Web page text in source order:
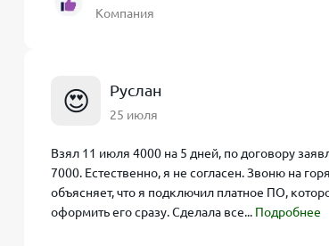
Компания
😍 Руслан
25 июля
Взял 11 июля 4000 на 5 дней, по договору
7000. Естественно, я не согласен. Звоню на
объясняет, что я подключил платное ПО,
оформить его сразу. Сделала все... Подробнее